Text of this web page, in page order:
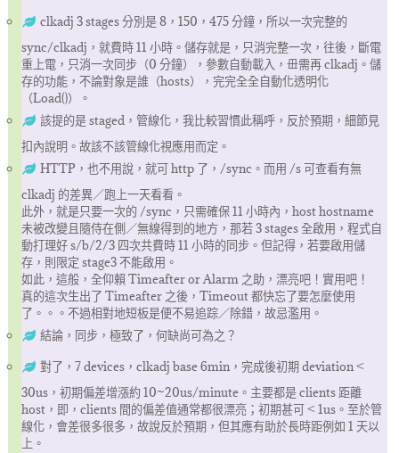
clkadj 3 stages 分別是 8，150，475 分鐘，所以一次完整的
sync/clkadj，就費時 11 小時。儲存就是，只消完整一次，往後，斷電
重上電，只消一次同步（0 分鐘），參數自動載入，毌需再 clkadj。儲
存的功能，不論對象是誰（hosts），完完全全自動化透明化
（Load()）。
該提的是 staged，管線化，我比較習慣此稱呼，反於預期，細節見
扣內說明。故該不該管線化視應用而定。
HTTP，也不用說，就可 http 了，/sync。而用 /s 可查看有無
clkadj 的差異／跑上一天看看。
此外，就是只要一次的 /sync，只需確保 11 小時內，host hostname
未被改變且隨侍在側／無線得到的地方，那若 3 stages 全啟用，程式自
動打理好 s/b/2/3 四次共費時 11 小時的同步。但記得，若要啟用儲
存，則限定 stage3 不能啟用。
如此，這般，全仰賴 Timeafter or Alarm 之助，漂亮吧！實用吧！
真的這次生出了 Timeafter 之後，Timeout 都快忘了要怎麼使用
了。。。不過相對地短板是便不易追踪／除錯，故忌濫用。
結論，同步，極致了，何缺尚可為之？
對了，7 devices，clkadj base 6min，完成後初期 deviation <
30us，初期偏差增漲約 10~20us/minute。主要都是 clients 距離
host，即，clients 間的偏差值通常都很漂亮；初期甚可 < 1us。至於管
線化，會差很多很多，故說反於預期，但其應有助於長時距例如 1 天以
上。